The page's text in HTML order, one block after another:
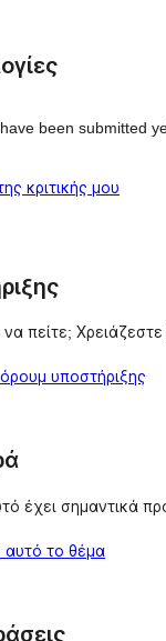
been submitted
κριτικής μου
πείτε;
υποστήριξης
έχει σημαντικά
αυτό το θέμα